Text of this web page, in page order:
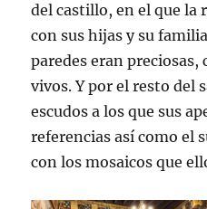
del castillo, en el que la
con sus hijas y su
paredes eran
vivos. Y por el resto del
escudos a los que sus
referencias así como el
con los mosaicos que